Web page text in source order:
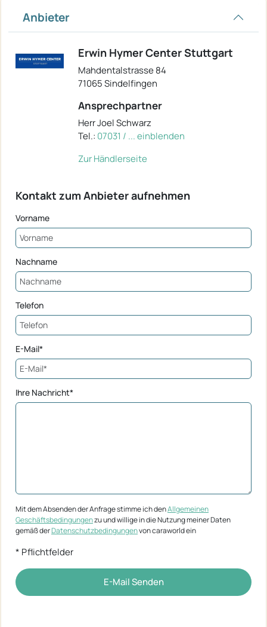
Anbieter
Erwin Hymer Center Stuttgart
Mahdentalstrasse 84
71065 Sindelfingen
Ansprechpartner
Herr Joel Schwarz
Tel.: 07031 / ... einblenden
Zur Händlerseite
Kontakt zum Anbieter aufnehmen
Vorname
Nachname
Telefon
E-Mail*
Ihre Nachricht*
Mit dem Absenden der Anfrage stimme ich denAllgemeinen
Geschäftsbedingungenzu und willige in die Nutzung meiner Daten
gemäß derDatenschutzbedingungenvon caraworld ein
* Pflichtfelder
E-Mail Senden